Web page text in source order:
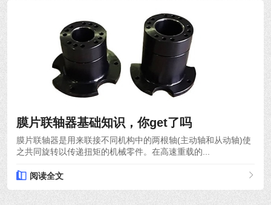
膜片联轴器基础知识，你get了吗
膜片联轴器是用来联接不同机构中的两根轴(主动轴和从动轴)使
之共同旋转以传递扭矩的机械零件。在高速重载的...
阅读全文